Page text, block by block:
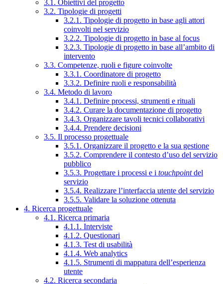
3.1. Obiettivi del progetto
3.2. Tipologie di progetti
3.2.1. Tipologie di progetto in base agli attori
coinvolti nel servizio
3.2.2. Tipologie di progetto in base al focus
3.2.3. Tipologie di progetto in base all’ambito di
intervento
3.3. Competenze, ruoli e figure coinvolte
3.3.1. Coordinatore di progetto
3.3.2. Definire ruoli e responsabilità
3.4. Metodo di lavoro
3.4.1. Definire processi, strumenti e rituali
3.4.2. Curare la documentazione di progetto
3.4.3. Organizzare tavoli tecnici collaborativi
3.4.4. Prendere decisioni
3.5. Il processo progettuale
3.5.1. Organizzare il progetto e la sua gestione
3.5.2. Comprendere il contesto d’uso del servizio
pubblico
3.5.3. Progettare i processi e i touchpointdel
servizio
3.5.4. Realizzare l’interfaccia utente del servizio
3.5.5. Validare la soluzione ottenuta
4. Ricerca progettuale
4.1. Ricerca primaria
4.1.1. Interviste
4.1.2. Questionari
4.1.3. Test di usabilità
4.1.4. Web analytics
4.1.5. Strumenti di mappatura dell’esperienza
utente
4.2. Ricerca secondaria